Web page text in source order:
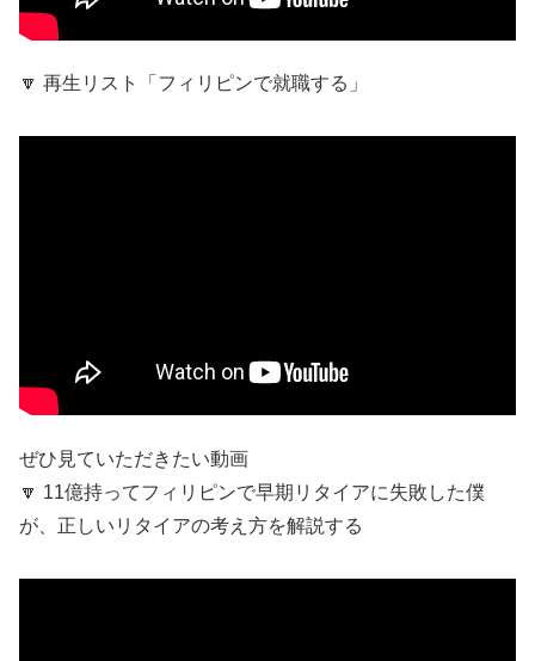
🔽 再生リスト「フィリピンで就職する」
ぜひ見ていただきたい動画
🔽 11億持ってフィリピンで早期リタイアに失敗した僕
が、正しいリタイアの考え方を解説する